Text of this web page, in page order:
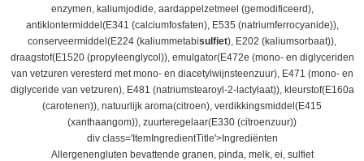
enzymen, kaliumjodide, aardappelzetmeel (gemodificeerd),
antiklontermiddel(E341 (calciumfosfaten), E535 (natriumferrocyanide)),
conserveermiddel(E224 (kaliummetabisulfiet), E202 (kaliumsorbaat)),
draagstof(E1520 (propyleenglycol)), emulgator(E472e (mono- en diglyceriden
van vetzuren veresterd met mono- en diacetylwijnsteenzuur), E471 (mono- en
diglyceride van vetzuren), E481 (natriumstearoyl-2-lactylaat)), kleurstof(E160a
(carotenen)), natuurlijk aroma(citroen), verdikkingsmiddel(E415
(xanthaangom)), zuurteregelaar(E330 (citroenzuur))
div class='ItemIngredientTitle'>Ingrediënten
Allergenengluten bevattende granen, pinda, melk, ei, sulfiet